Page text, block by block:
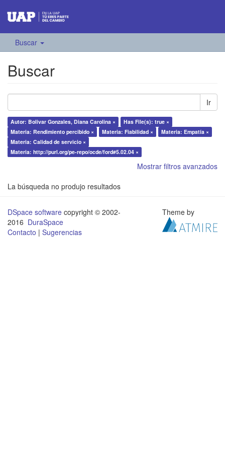
Buscar
Buscar
Ir
Autor: Bolivar Gonzales, Diana Carolina ×
Has File(s): true ×
Materia: Rendimiento percibido ×
Materia: Fiabilidad ×
Materia: Empatía ×
Materia: Calidad de servicio ×
Materia: http://purl.org/pe-repo/ocde/ford#5.02.04 ×
Mostrar filtros avanzados
La búsqueda no produjo resultados
DSpace software copyright © 2002-
2016 DuraSpace
Contacto | Sugerencias
Theme by